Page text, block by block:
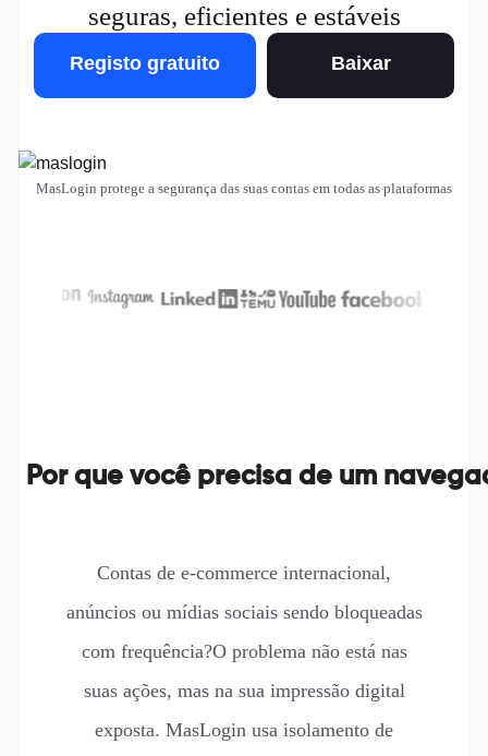
seguras, eficientes e estáveis
Registo gratuito Baixar
MasLogin protege a segurança das suas contas em todas as plataformas
Por que você precisa de um
Contas de e-commerce internacional,
anúncios ou mídias sociais sendo bloqueadas
com frequência?O problema não está nas
suas ações, mas na sua impressão digital
exposta. MasLogin usa isolamento de